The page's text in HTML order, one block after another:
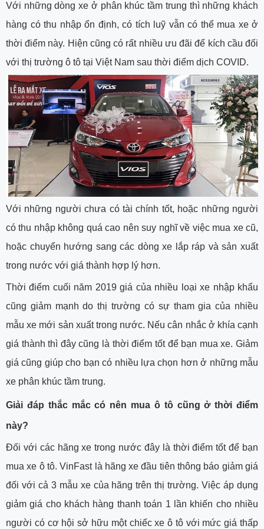
Với những dòng xe ở phân khúc tầm trung thì những khách
hàng có thu nhập ổn định, có tích luỹ vẫn có thể mua xe ở
thời điểm này. Hiện cũng có rất nhiều ưu đãi để kích cầu đối
với thị trường ô tô tại Việt Nam sau thời điểm dịch COVID.
Với những người chưa có tài chính tốt, hoặc những người
có thu nhập không quá cao nên suy nghĩ về việc mua xe cũ,
hoặc chuyển hướng sang các dòng xe lắp ráp và sản xuất
trong nước với giá thành hợp lý hơn.
Thời điểm cuối năm 2019 giá của nhiều loại xe nhập khẩu
cũng giảm mạnh do thị trường có sự tham gia của nhiều
mẫu xe mới sản xuất trong nước. Nếu cân nhắc ở khía cạnh
giá thành thì đây cũng là thời điểm tốt để bạn mua xe. Giảm
giá cũng giúp cho bạn có nhiều lựa chọn hơn ở những mẫu
xe phân khúc tầm trung.
Giải đáp thắc mắc có nên mua ô tô cũng ở thời điểm
này?
Đối với các hãng xe trong nước đây là thời điểm tốt để bạn
mua xe ô tô. VinFast là hãng xe đầu tiên thông báo giảm giá
đối với cả 3 mẫu xe của hãng trên thị trường. Việc áp dụng
giảm giá cho khách hàng thanh toán 1 lần khiến cho nhiều
người có cơ hội sở hữu một chiếc xe ô tô với mức giá thấp